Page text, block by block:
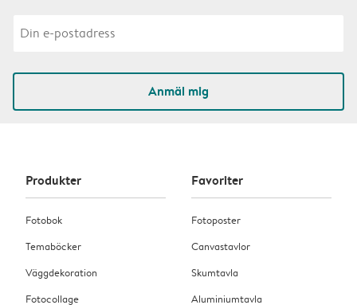
Anmäl mig
Produkter
Fotobok
Temaböcker
Väggdekoration
Fotocollage
Favoriter
Fotoposter
Canvastavlor
Skumtavla
Aluminiumtavla